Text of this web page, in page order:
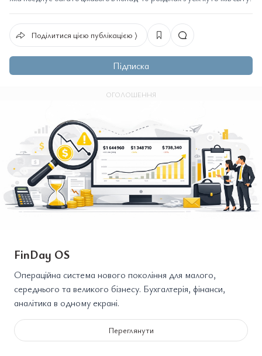
Поділитися цією публікацією ⟩
Підписка
ОГОЛОШЕННЯ
FinDay OS
Операційна система нового покоління для малого,
середнього та великого бізнесу. Бухгалтерія, фінанси,
аналітика в одному екрані.
Переглянути